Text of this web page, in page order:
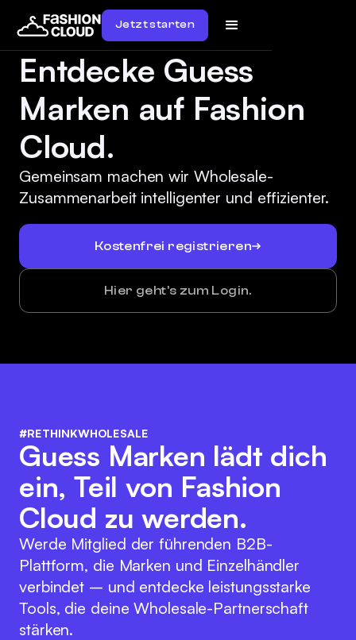
Jetzt starten
Entdecke Guess
Marken auf Fashion
Cloud.
Gemeinsam machen wir Wholesale-
Zusammenarbeit intelligenter und effizienter.
Kostenfrei registrieren
Hier geht's zum Login.
#RETHINKWHOLESALE
Guess Marken lädt dich
ein, Teil von Fashion
Cloud zu werden.
Werde Mitglied der führenden B2B-
Plattform, die Marken und Einzelhändler
verbindet – und entdecke leistungsstarke
Tools, die deine Wholesale-Partnerschaft
stärken.